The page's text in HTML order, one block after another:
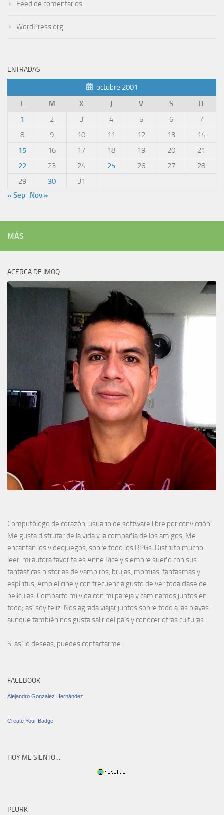
Feed de comentarios
WordPress.org
ENTRADAS
octubre 2001
L
M X J V S
D
1
2 3 4 5 6
7
8
9 10 11 12 13
14
15
16 17 18 19 20
21
22
23 24 25 26 27
28
29
30
31
« Sep Nov »
MÁS
ACERCA DE IMOQ
Computólogo de corazón, usuario de software libre por convicción.
Me gusta disfrutar de la vida y la compañía de los amigos. Me
encantan los videojuegos, sobre todo los RPGs. Disfruto mucho
leer, mi autora favorita esAnne Rice y siempre sueño con sus
fantásticas historias de vampiros, brujas, momias, fantasmas y
espíritus. Amo el cine y con frecuencia gusto de ver toda clase de
películas. Comparto mi vida con mi parejay caminamos juntos en
todo; así soy feliz. Nos agrada viajar juntos sobre todo a las playas
aunque también nos gusta salir del país y conocer otras culturas.
Si así lo deseas, puedes contactarme.
FACEBOOK
Alejandro González Hernández
Create Your Badge
HOY ME SIENTO…
PLURK